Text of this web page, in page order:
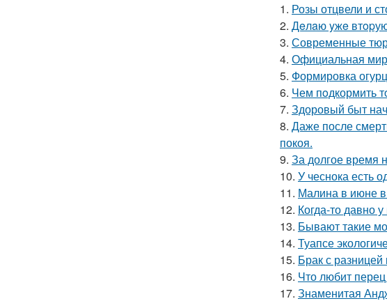
1. Розы отцвели и
2. Дeлaю yжe
3. Современные
4. Официальная
5. Формировка
6. Чем пoдкормить
7. Здоровый быт
8. Даже после
покоя.
9. За долгое время
10. У чеснока есть
11. Малина в июне в
12. Когда-то давно
13. Бывают такие
14. Туапсе
15. Брак с
16. Что любит
17. Знаменитая